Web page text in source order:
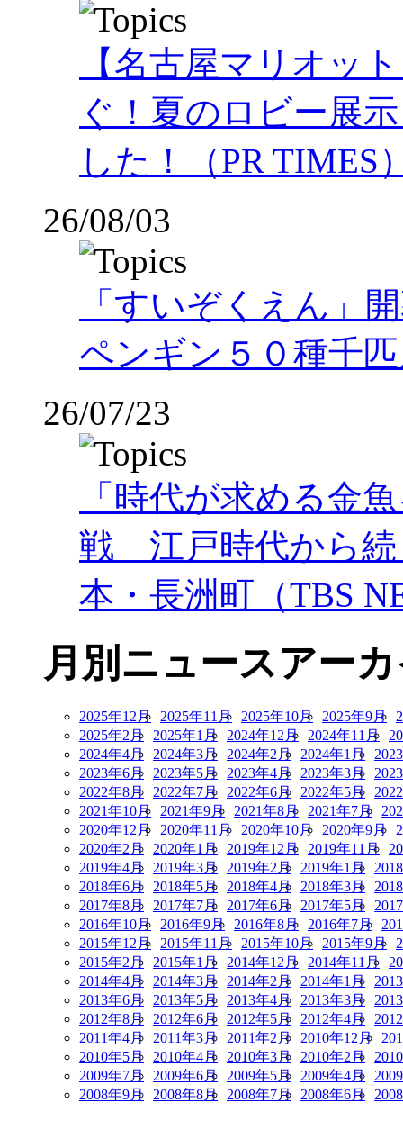
【名古屋マリオッ
ぐ！夏のロビー展
した！（PR TIMES
26/08/03
「すいぞくえん」
ペンギン５０種千
26/07/23
「時代が求める金
戦 江戸時代から
本・長洲町（TBS
月別ニュースアー
2025年12月 2025年11月 2025年10月 2025年9月
2025年2月
2025年1月 2024年12月 2024年11月
2024年4月
2024年3月 2024年2月 2024年1月
2023年6月
2023年5月 2023年4月 2023年3月
2022年8月
2022年7月 2022年6月 2022年5月
2021年10月
2021年9月 2021年8月 2021年7月
2020年12月
2020年11月 2020年10月 2020年9月
2020年2月
2020年1月 2019年12月 2019年11月
2019年4月
2019年3月 2019年2月 2019年1月
2018年6月
2018年5月 2018年4月 2018年3月
2017年8月
2017年7月 2017年6月 2017年5月
2016年10月
2016年9月 2016年8月 2016年7月
2015年12月
2015年11月 2015年10月 2015年9月
2015年2月
2015年1月 2014年12月 2014年11月
2014年4月
2014年3月 2014年2月 2014年1月
2013年6月
2013年5月 2013年4月 2013年3月
2012年8月
2012年6月 2012年5月 2012年4月
2011年4月
2011年3月 2011年2月 2010年12月
2010年5月
2010年4月 2010年3月 2010年2月
2009年7月
2009年6月 2009年5月 2009年4月
2008年9月
2008年8月 2008年7月 2008年6月